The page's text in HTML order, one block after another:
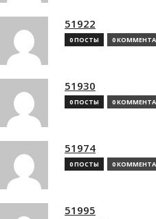
51922
0 ПОСТЫ 0
51930
0 ПОСТЫ 0
51974
0 ПОСТЫ 0
51995